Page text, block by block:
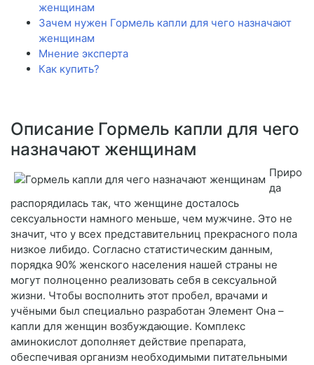
женщинам
Зачем нужен Гормель капли для чего назначают
женщинам
Мнение эксперта
Как купить?
Описание Гормель капли для чего
назначают женщинам
Приро
да
распорядилась так, что женщине досталось
сексуальности намного меньше, чем мужчине. Это не
значит, что у всех представительниц прекрасного пола
низкое либидо. Согласно статистическим данным,
порядка 90% женского населения нашей страны не
могут полноценно реализовать себя в сексуальной
жизни. Чтобы восполнить этот пробел, врачами и
учёными был специально разработан Элемент Она –
капли для женщин возбуждающие. Комплекс
аминокислот дополняет действие препарата,
обеспечивая организм необходимыми питательными